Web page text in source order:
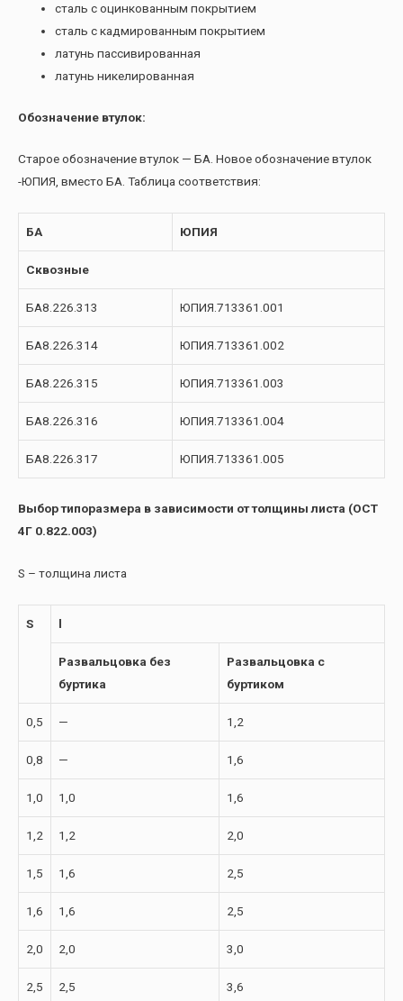
сталь с оцинкованным покрытием
сталь с кадмированным покрытием
латунь пассивированная
латунь никелированная
Обозначение втулок:
Старое обозначение втулок — БА. Новое обозначение втулок
-ЮПИЯ, вместо БА. Таблица соответствия:
БА ЮПИЯ
Сквозные
БА8.226.313 ЮПИЯ.713361.001
БА8.226.314 ЮПИЯ.713361.002
БА8.226.315 ЮПИЯ.713361.003
БА8.226.316 ЮПИЯ.713361.004
БА8.226.317 ЮПИЯ.713361.005
Выбор типоразмера в зависимости от толщины листа (ОСТ
4Г 0.822.003)
S – толщина листа
S l
Развальцовка без
буртика
Развальцовка с
буртиком
0,5 — 1,2
0,8 — 1,6
1,0 1,0 1,6
1,2 1,2 2,0
1,5 1,6 2,5
1,6 1,6 2,5
2,0 2,0 3,0
2,5 2,5 3,6